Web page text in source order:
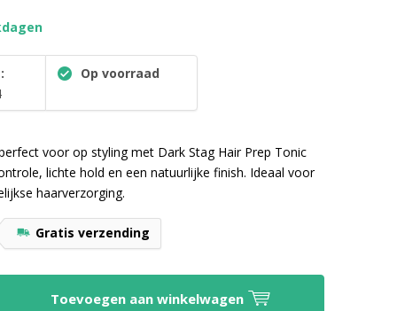
Op voorraad
voor op styling met Dark Stag Hair Prep Tonic
lichte hold en een natuurlijke finish. Ideaal voor
haarverzorging.
Gratis verzending
Toevoegen aan winkelwagen